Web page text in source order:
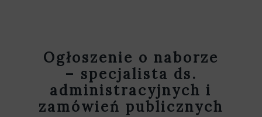
Ogłoszenie o naborze
– specjalista ds.
administracyjnych i
zamówień publicznych